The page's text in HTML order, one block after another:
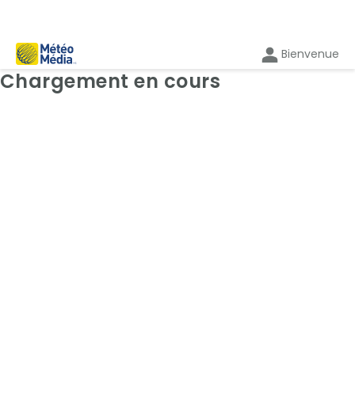
Bienvenue
Cartes: Radar
Chargement en cours